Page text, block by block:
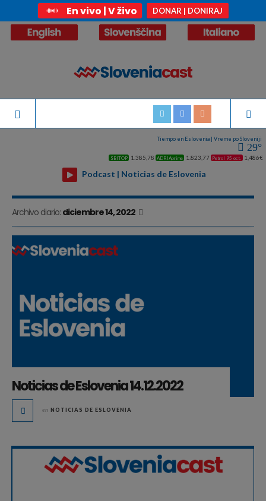
En vivo | V živo DONAR | DONIRAJ
Tiempo en Eslovenia | Vreme po Sloveniji
29°
SBITOP 1.385,78 ADRIAprime 1.823,77 Petrol 95 oct. 1,486€
Podcast | Noticias de Eslovenia
Archivo diario: diciembre 14, 2022
Noticias de Eslovenia 14.12.2022
en NOTICIAS DE ESLOVENIA